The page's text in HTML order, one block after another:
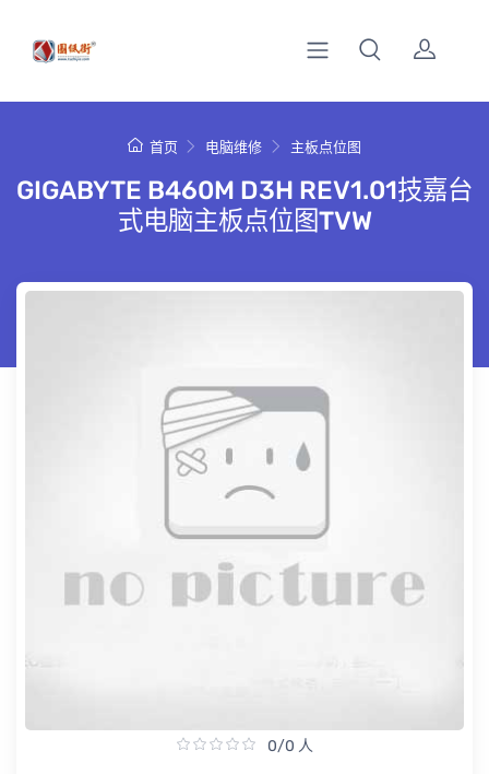
首页 电脑维修 主板点位图
GIGABYTE B460M D3H REV1.01技嘉台
式电脑主板点位图TVW
0/0 人